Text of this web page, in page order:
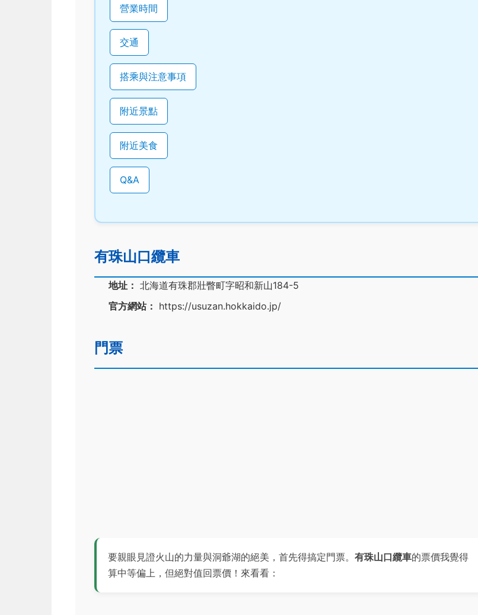
營業時間
交通
搭乘與注意事項
附近景點
附近美食
Q&A
有珠山口纜車
地址： 北海道有珠郡壯瞥町字昭和新山184-5
官方網站： https://usuzan.hokkaido.jp/
門票
要親眼見證火山的力量與洞爺湖的絕美，首先得搞定門票。有珠山口纜車的票價我覺得
算中等偏上，但絕對值回票價！來看看：